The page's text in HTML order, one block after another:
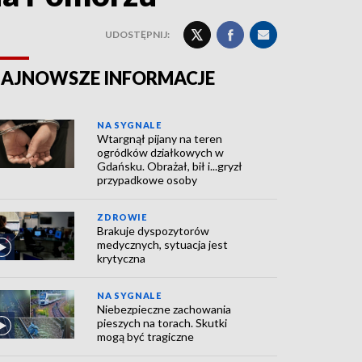
UDOSTĘPNIJ:
INFORMACJE
NA SYGNALE
Wtargnął pijany na teren
ogródków działkowych w
Gdańsku. Obrażał, bił i...gryzł
przypadkowe osoby
ZDROWIE
Brakuje dyspozytorów
medycznych, sytuacja jest
krytyczna
NA SYGNALE
Niebezpieczne zachowania
pieszych na torach. Skutki
mogą być tragiczne